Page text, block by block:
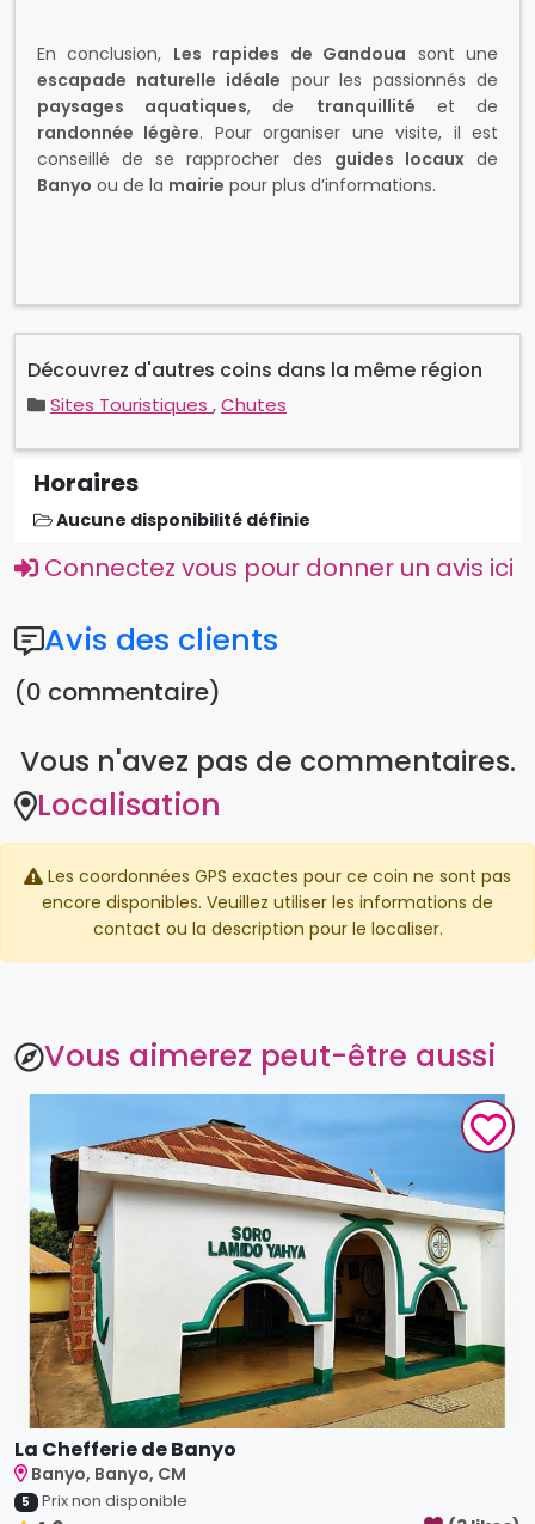
En conclusion, Les rapides de Gandoua sont une
escapade naturelle idéale pour les passionnés de
paysages aquatiques, de tranquillité et de
randonnée légère. Pour organiser une visite, il est
conseillé de se rapprocher des guides locauxde
Banyo ou de la mairie pour plus d’informations.
Découvrez d'autres coins dans la même région
Sites Touristiques ,Chutes
Horaires
Aucune disponibilité définie
Connectez vous pour donner un avis ici
Avis des clients
(0 commentaire)
Vous n'avez pas de commentaires.
Localisation
Les coordonnées GPS exactes pour ce coin ne sont pas
encore disponibles. Veuillez utiliser les informations de
contact ou la description pour le localiser.
Vous aimerez peut-être aussi
La Chefferie de Banyo
Banyo, Banyo, CM
5 Prix non disponible